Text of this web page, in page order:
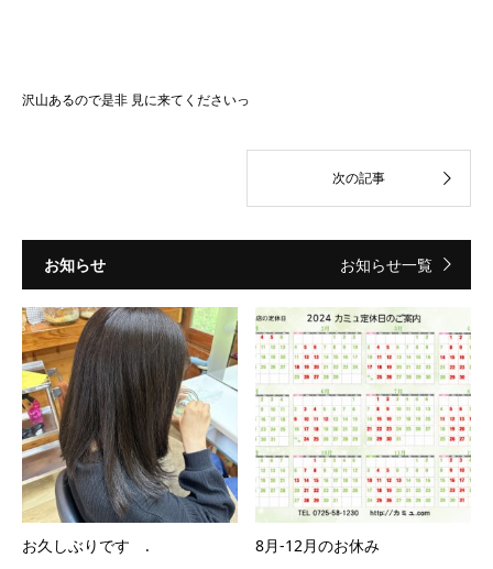
沢山あるので是非 見に来てくださいっ
お知らせ お知らせ一覧
お久しぶりです . 8月-12月のお休み